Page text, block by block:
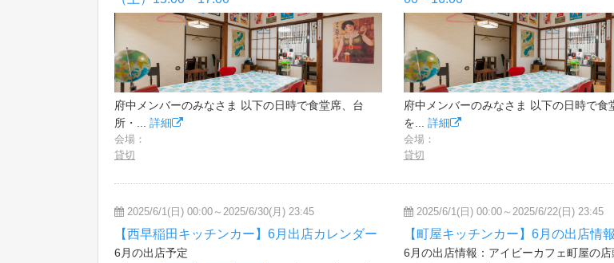
府中メンバーのみなさま 以下の日時で食堂席、台
所・... 詳細
会場：
貸切
府中メンバーのみなさま 以下の日時で食
を... 詳細
会場：
貸切
2025/6/1(日) 00:00～2025/6/30(月) 23:45
【西早稲田キッチンカー】6月出店カレンダー
6月の出店予定
2025/6/1(日) 00:00～2025/6/22(日) 23:45
【町屋キッチンカー】6月の出店情報
6月の出店情報：アイビーカフェ町屋の店